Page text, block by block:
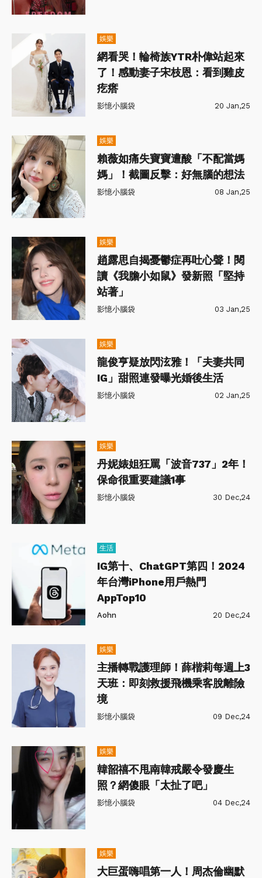
娛樂
網看哭！輪椅族YTR朴偉站起來
了！感動妻子宋枝恩：看到雞皮
疙瘩
影憶小腦袋 20 Jan,25
娛樂
賴薇如痛失寶寶遭酸「不配當媽
媽」！截圖反擊：好無腦的想法
影憶小腦袋 08 Jan,25
娛樂
趙露思自揭憂鬱症再吐心聲！閱
讀《我膽小如鼠》發新照「堅持
站著」
影憶小腦袋 03 Jan,25
娛樂
龍俊亨疑放閃泫雅！「夫妻共同
IG」甜照連發曝光婚後生活
影憶小腦袋 02 Jan,25
娛樂
丹妮婊姐狂罵「波音737」2年！
保命很重要建議1事
影憶小腦袋 30 Dec,24
生活
IG第十、ChatGPT第四！2024
年台灣iPhone用戶熱門
AppTop10
Aohn 20 Dec,24
娛樂
主播轉戰護理師！薛楷莉每週上3
天班：即刻救援飛機乘客脫離險
境
影憶小腦袋 09 Dec,24
娛樂
韓韶禧不甩南韓戒嚴令發慶生
照？網傻眼「太扯了吧」
影憶小腦袋 04 Dec,24
娛樂
大巨蛋嗨唱第一人！周杰倫幽默